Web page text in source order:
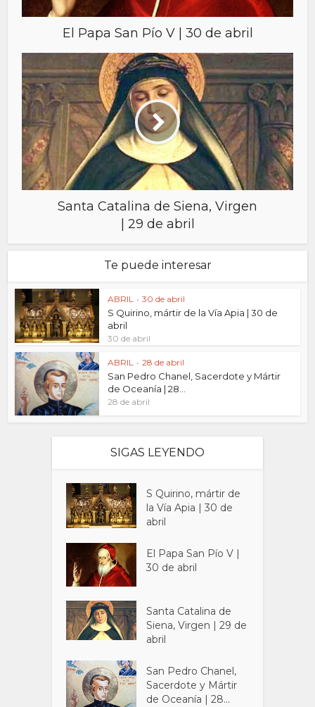
El Papa San Pío V | 30 de abril
Santa Catalina de Siena, Virgen
| 29 de abril
Te puede interesar
ABRIL • 30 de abril
S Quirino, mártir de la Vía Apia | 30 de
abril
30 de abril
ABRIL • 28 de abril
San Pedro Chanel, Sacerdote y Mártir
de Oceanía | 28...
28 de abril
SIGAS LEYENDO
S Quirino, mártir de
la Vía Apia | 30 de
abril
El Papa San Pío V |
30 de abril
Santa Catalina de
Siena, Virgen | 29 de
abril
San Pedro Chanel,
Sacerdote y Mártir
de Oceanía | 28...